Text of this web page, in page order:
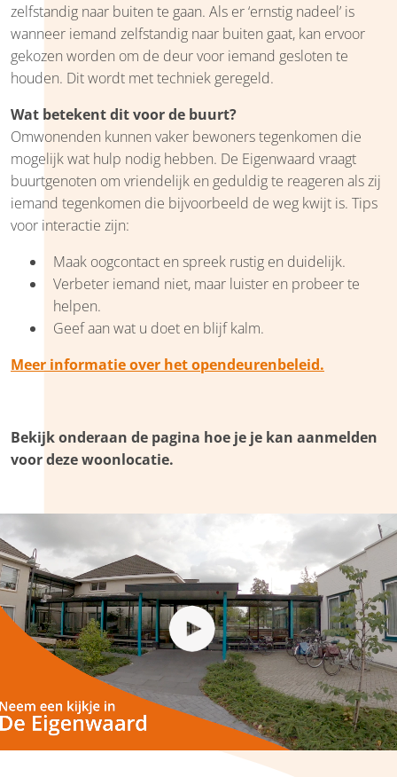
zelfstandig naar buiten te gaan. Als er ‘ernstig nadeel’ is
wanneer iemand zelfstandig naar buiten gaat, kan ervoor
gekozen worden om de deur voor iemand gesloten te
houden. Dit wordt met techniek geregeld.
Wat betekent dit voor de buurt?
Omwonenden kunnen vaker bewoners tegenkomen die
mogelijk wat hulp nodig hebben. De Eigenwaard vraagt
buurtgenoten om vriendelijk en geduldig te reageren als zij
iemand tegenkomen die bijvoorbeeld de weg kwijt is. Tips
voor interactie zijn:
Maak oogcontact en spreek rustig en duidelijk.
Verbeter iemand niet, maar luister en probeer te
helpen.
Geef aan wat u doet en blijf kalm.
Meer informatie over het opendeurenbeleid.
Bekijk onderaan de pagina hoe je je kan aanmelden
voor deze woonlocatie.